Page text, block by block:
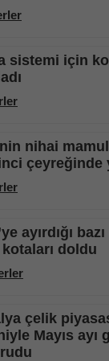
sistemi için
nihai
ayırdığı
doldu
çelik
Mayıs ayı